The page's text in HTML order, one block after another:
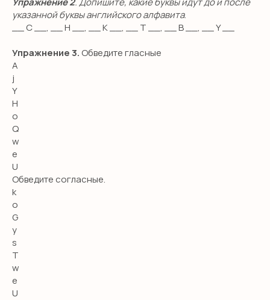
указанной буквы английского алфавита.
__ С __, __ H __, __ K __, __ T __, __ В __, __ Y __
Упражнение 3. Обведите гласные
A
j
Y
H
o
Q
w
e
U
Oбведите согласные.
k
o
G
y
s
T
w
e
U